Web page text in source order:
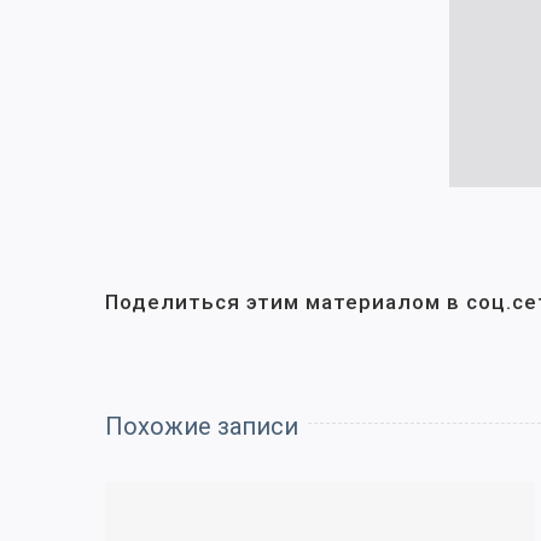
Поделиться этим материалом в
Похожие записи